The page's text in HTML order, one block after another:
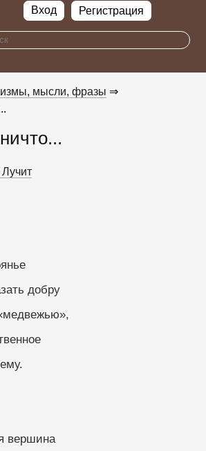
Вход Регистрация
мысли, фразы ⇒
добру
вершина